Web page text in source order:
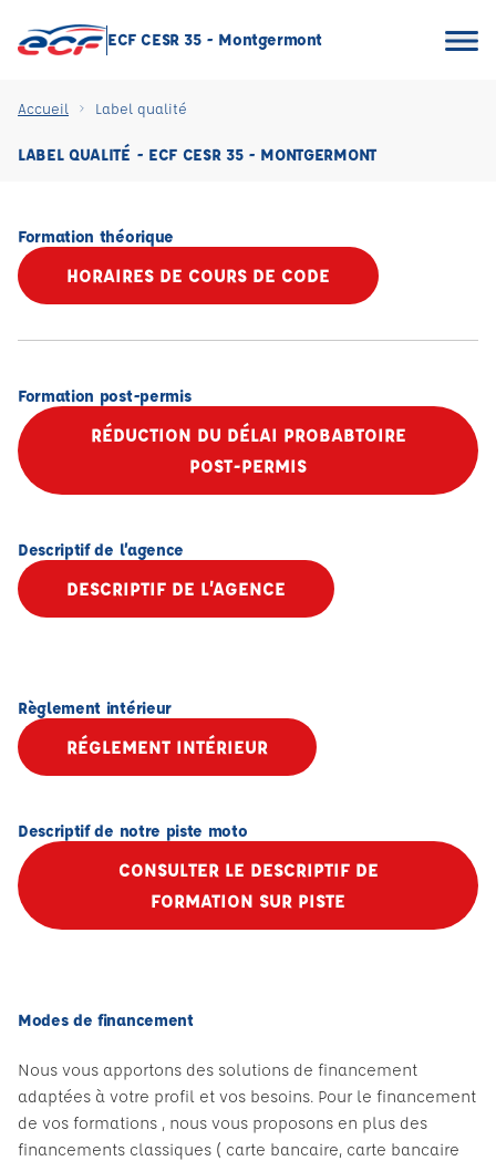
ECF CESR 35 - Montgermont
Accueil Label qualité
LABEL QUALITÉ - ECF CESR 35 - MONTGERMONT
Formation théorique
HORAIRES DE COURS DE CODE
Formation post-permis
RÉDUCTION DU DÉLAI PROBABTOIRE
POST-PERMIS
Descriptif de l’agence
DESCRIPTIF DE L’AGENCE
Règlement intérieur
RÉGLEMENT INTÉRIEUR
Descriptif de notre piste moto
CONSULTER LE DESCRIPTIF DE
FORMATION SUR PISTE
Modes de financement
Nous vous apportons des solutions de financement
adaptées à votre profil et vos besoins. Pour le financement
de vos formations , nous vous proposons en plus des
financements classiques ( carte bancaire, carte bancaire